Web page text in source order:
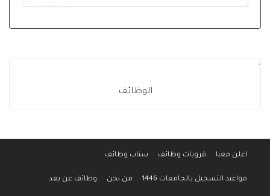
-
الوظائف
اعلن معنا قروبات وظائف سناب وظائف
مواعيد التسجيل بالجامعات 1446 من نحن وظائف عن بعد